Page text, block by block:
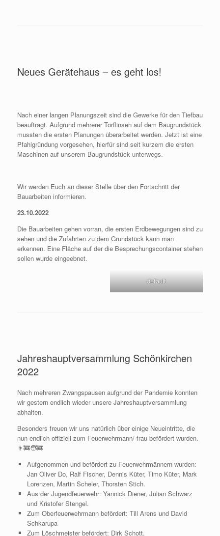
Neues Gerätehaus – es geht los!
Nach einer langen Planungszeit sind die Gewerke für den Tiefbau
beauftragt. Aufgrund mehrerer Torflinsen auf dem Baugrundstück
mussten die ersten Planungen überarbeitet werden. Jetzt ist eine
Pfahlgründung vorgesehen, hierfür sind seit kurzem die ersten
Maschinen auf unserem Baugrundstück unterwegs.
Wir werden Euch an dieser Stelle über den Fortschritt der
Bauarbeiten informieren.
23.10.2022
Die Bauarbeiten gehen vorran, die ersten Erdbewegungen sind zu
sehen und die Zufahrten zu dem Grundstück kann man
erkennen. Eine Fläche auf der die Besprechungscontainer stehen
sollen wurde eingeebnet.
default
Jahreshauptversammlung Schönkirchen
2022
Nach mehreren Zwangspausen aufgrund der Pandemie konnten
wir gestern endlich wieder unsere Jahreshauptversammlung
abhalten.
Besonders freuen wir uns natürlich über einige Neueintritte, die
nun endlich offiziell zum Feuerwehrmann/-frau befördert wurden.
👨‍🚒🧑‍🚒
Aufgenommen und befördert zu Feuerwehrmännern wurden:
Jan Oliver Do, Ralf Fischer, Dennis Küter, Timo Küter, Mark
Lorenzen, Martin Scheler, Thorsten Stich.
Aus der Jugendfeuerwehr: Yannick Diener, Julian Schwarz
und Kristofer Stengel.
Zum Oberfeuerwehrmann befördert: Till Arens und David
Schkarupa
Zum Löschmeister befördert: Dirk Schott.